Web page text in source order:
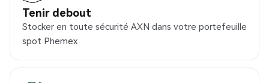
Tenir debout
Stocker en toute sécurité AXN dans votre portefeuille
spot Phemex